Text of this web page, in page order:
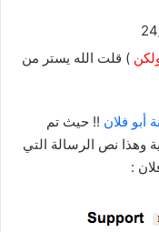
) قلت الله يستر من
أبو فلان !! حيث تم
وهذا نص الرسالة التي
: